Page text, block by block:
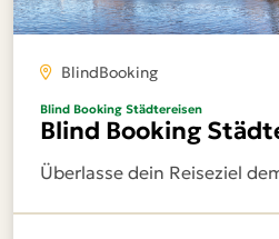
BlindBooking
Blind Booking Städtereisen
Blind Booking
Überlasse dein Reiseziel